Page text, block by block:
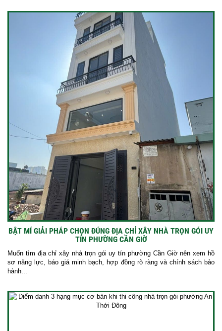
BẬT MÍ GIẢI PHÁP CHỌN ĐÚNG ĐỊA CHỈ XÂY NHÀ TRỌN GÓI UY
TÍN PHƯỜNG CẦN GIỜ
Muốn tìm địa chỉ xây nhà trọn gói uy tín phường Cần Giờ nên xem hồ
sơ năng lực, báo giá minh bạch, hợp đồng rõ ràng và chính sách bảo
hành...